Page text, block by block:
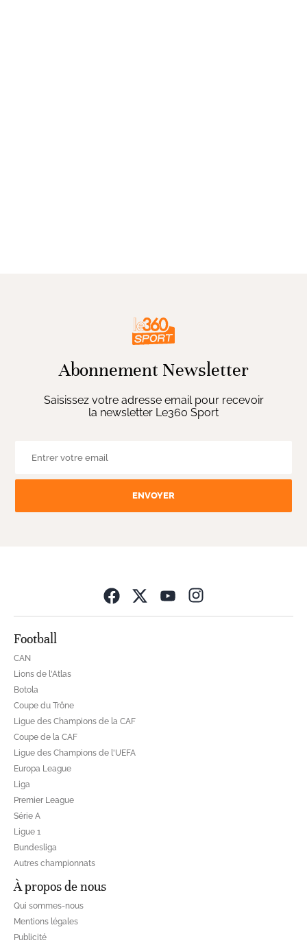
Abonnement Newsletter
Saisissez votre adresse email pour recevoir
la newsletter Le360 Sport
ENVOYER
Football
CAN
Lions de l'Atlas
Botola
Coupe du Trône
Ligue des Champions de la CAF
Coupe de la CAF
Ligue des Champions de l'UEFA
Europa League
Liga
Premier League
Série A
Ligue 1
Bundesliga
Autres championnats
À propos de nous
Qui sommes-nous
Mentions légales
Publicité